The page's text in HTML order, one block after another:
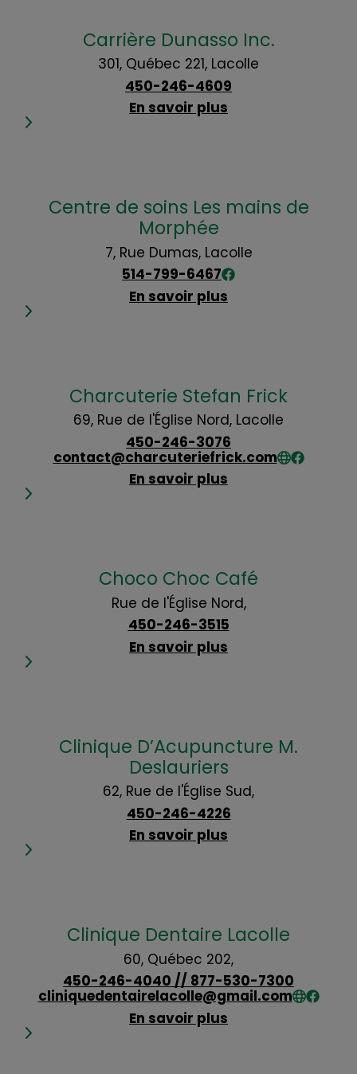
Carrière Dunasso Inc.
301, Québec 221, Lacolle
450-246-4609
En savoir plus
Centre de soins Les mains de
Morphée
7, Rue Dumas, Lacolle
514-799-6467
En savoir plus
Charcuterie Stefan Frick
69, Rue de l'Église Nord, Lacolle
450-246-3076
contact@charcuteriefrick.com
En savoir plus
Choco Choc Café
Rue de l'Église Nord,
450-246-3515
En savoir plus
Clinique D’Acupuncture M.
Deslauriers
62, Rue de l'Église Sud,
450-246-4226
En savoir plus
Clinique Dentaire Lacolle
60, Québec 202,
450-246-4040 // 877-530-7300
cliniquedentairelacolle@gmail.com
En savoir plus